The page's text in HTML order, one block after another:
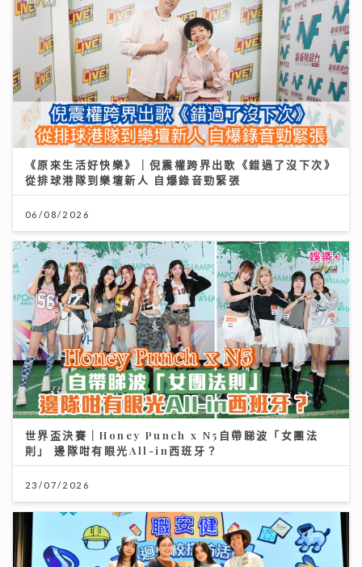
《原來生活好快樂》｜倪震權跨界出歌《錯過了沒下次》
從排球港隊到樂壇新人 自爆錄音勁緊張
06/08/2026
世界盃決賽｜Honey Punch x N5自帶睇波「女團法
則」 邊隊咁有眼光All-in西班牙？
23/07/2026